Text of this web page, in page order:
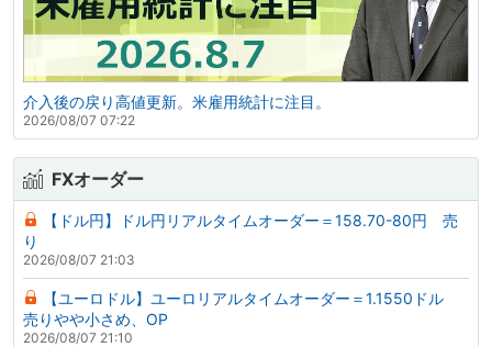
介入後の戻り高値更新。米雇用統計に注目。
2026/08/07 07:22
FXオーダー
【ドル円】ドル円リアルタイムオーダー＝158.70-80円 売
り
2026/08/07 21:03
【ユーロドル】ユーロリアルタイムオーダー＝1.1550ドル
売りやや小さめ、OP
2026/08/07 21:10